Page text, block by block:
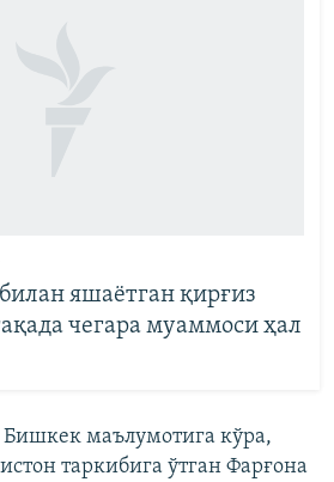
яшаётган қирғиз
чегара муаммоси ҳал
маълумотига кўра,
таркибига ўтган Фарғона